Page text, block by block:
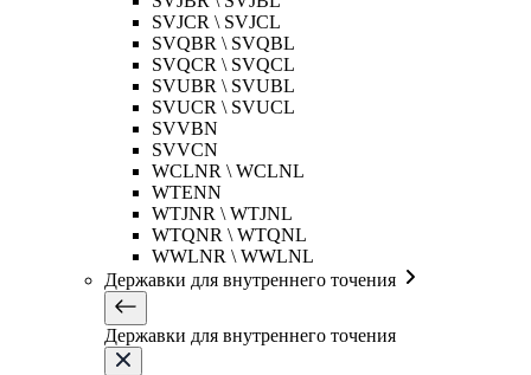
SVJCR \ SVJCL
SVQBR \ SVQBL
SVQCR \ SVQCL
SVUBR \ SVUBL
SVUCR \ SVUCL
SVVBN
SVVCN
WCLNR \ WCLNL
WTENN
WTJNR \ WTJNL
WTQNR \ WTQNL
WWLNR \ WWLNL
Державки для внутреннего точения
Державки для внутреннего точения